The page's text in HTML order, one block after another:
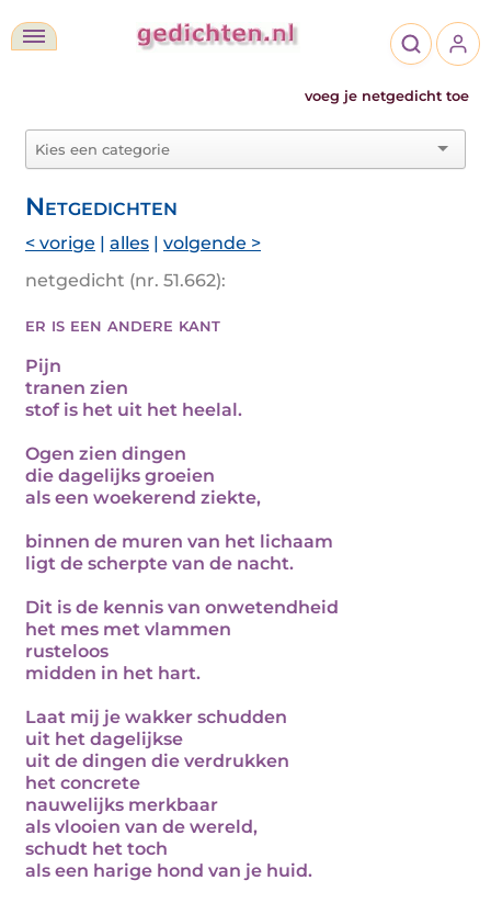
voeg je netgedicht toe
Netgedichten
< vorige | alles | volgende >
netgedicht (nr. 51.662):
er is een andere kant
Pijn
tranen zien
stof is het uit het heelal.
Ogen zien dingen
die dagelijks groeien
als een woekerend ziekte,
binnen de muren van het lichaam
ligt de scherpte van de nacht.
Dit is de kennis van onwetendheid
het mes met vlammen
rusteloos
midden in het hart.
Laat mij je wakker schudden
uit het dagelijkse
uit de dingen die verdrukken
het concrete
nauwelijks merkbaar
als vlooien van de wereld,
schudt het toch
als een harige hond van je huid.